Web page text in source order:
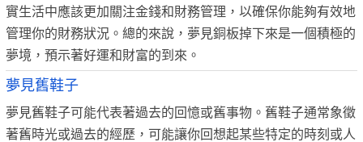
實生活中應該更加關注金錢和財務管理，以確保你能夠有效地
管理你的財務狀況。總的來說，夢見銅板掉下來是一個積極的
夢境，預示著好運和財富的到來。
夢見舊鞋子
夢見舊鞋子可能代表著過去的回憶或舊事物。舊鞋子通常象徵
著舊時光或過去的經歷，可能讓你回想起某些特定的時刻或人